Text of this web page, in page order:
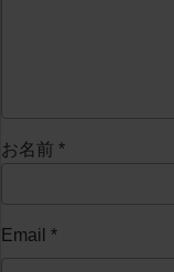
お名前 *
Email *